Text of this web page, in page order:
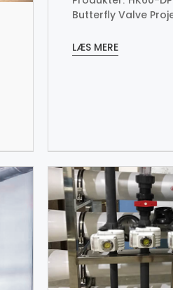
Butterfly Valve
LÆS MERE